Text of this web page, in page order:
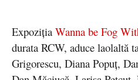
Expoziția Wanna be Fog
durata RCW, aduce laolaltă
Grigorescu, Diana Popuț,